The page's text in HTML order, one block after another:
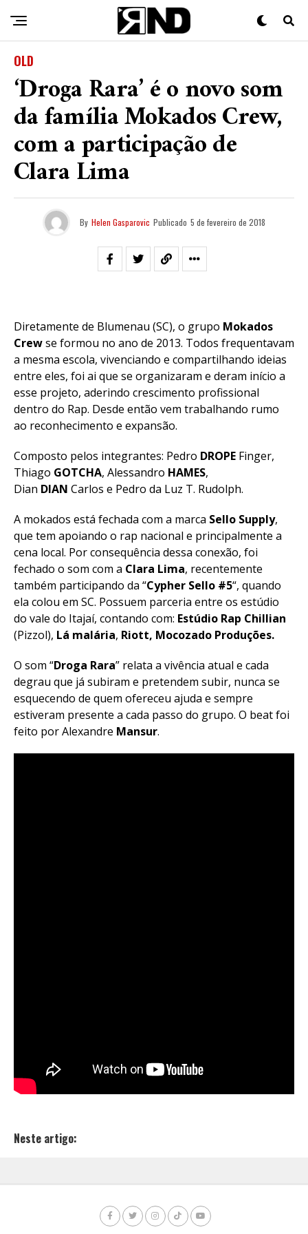
OLD
‘Droga Rara’ é o novo som
da família Mokados Crew,
com a participação de
Clara Lima
By Helen Gasparovic Publicado 5 de fevereiro de 2018
Diretamente de Blumenau (SC), o grupo Mokados
Crewse formou no ano de 2013. Todos frequentavam
a mesma escola, vivenciando e compartilhando ideias
entre eles, foi ai que se organizaram e deram início a
esse projeto, aderindo crescimento profissional
dentro do Rap. Desde então vem trabalhando rumo
ao reconhecimento e expansão.
Composto pelos integrantes: Pedro DROPE Finger,
Thiago GOTCHA, Alessandro HAMES,
Dian DIAN Carlos e Pedro da Luz T. Rudolph.
A mokados está fechada com a marca Sello Supply,
que tem apoiando o rap nacional e principalmente a
cena local. Por consequência dessa conexão, foi
fechado o som com a Clara Lima, recentemente
também participando da “Cypher Sello #5“, quando
ela colou em SC. Possuem parceria entre os estúdio
do vale do Itajaí, contando com: Estúdio Rap Chillian
(Pizzol), Lá malária, Riott, Mocozado Produções.
O som “Droga Rara” relata a vivência atual e cada
degrau que já subiram e pretendem subir, nunca se
esquecendo de quem ofereceu ajuda e sempre
estiveram presente a cada passo do grupo. O beat foi
feito por Alexandre Mansur.
Neste artigo: